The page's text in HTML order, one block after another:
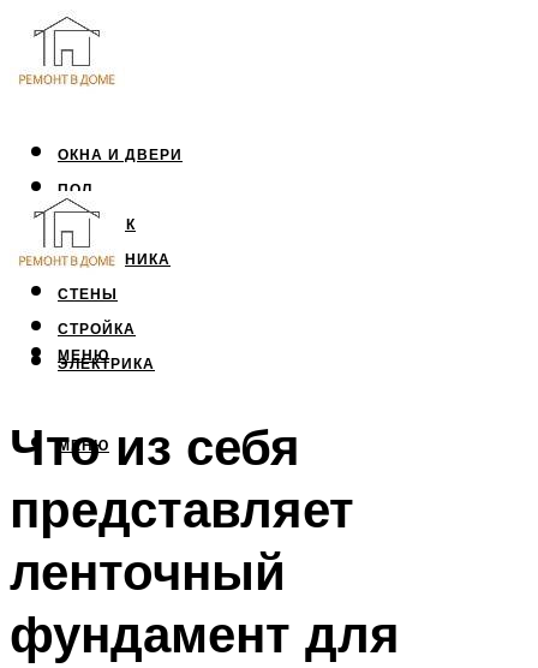
ОКНА И ДВЕРИ
ПОЛ
ПОТОЛОК
САНТЕХНИКА
СТЕНЫ
СТРОЙКА
ЭЛЕКТРИКА
МЕНЮ
МЕНЮ
Что из себя
представляет
ленточный
фундамент для